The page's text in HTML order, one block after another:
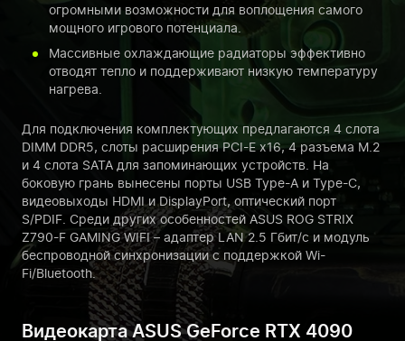
огромными возможности для воплощения самого
мощного игрового потенциала.
Массивные охлаждающие радиаторы эффективно
отводят тепло и поддерживают низкую температуру
нагрева.
Для подключения комплектующих предлагаются 4 слота
DIMM DDR5, слоты расширения PCI-E x16, 4 разъема M.2
и 4 слота SATA для запоминающих устройств. На
боковую грань вынесены порты USB Type-A и Type-C,
видеовыходы HDMI и DisplayPort, оптический порт
S/PDIF. Среди других особенностей ASUS ROG STRIX
Z790-F GAMING WIFI – адаптер LAN 2.5 Гбит/с и модуль
беспроводной синхронизации с поддержкой Wi-
Fi/Bluetooth.
Видеокарта ASUS GeForce RTX 4090